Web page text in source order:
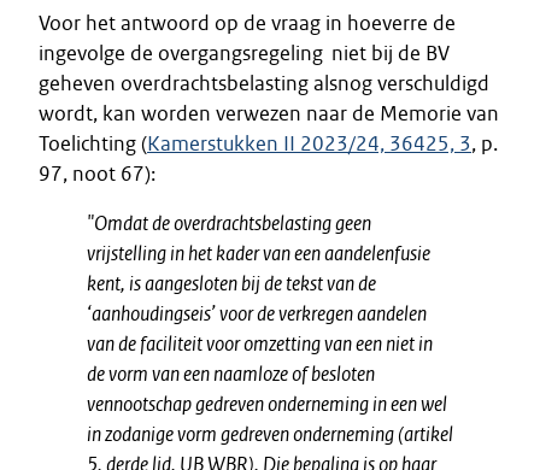
Voor het antwoord op de vraag in hoeverre de
ingevolge de overgangsregeling niet bij de BV
geheven overdrachtsbelasting alsnog verschuldigd
wordt, kan worden verwezen naar de Memorie van
Toelichting (Kamerstukken II 2023/24, 36425, 3, p.
97, noot 67):
"Omdat de overdrachtsbelasting geen
vrijstelling in het kader van een aandelenfusie
kent, is aangesloten bij de tekst van de
‘aanhoudingseis’ voor de verkregen aandelen
van de faciliteit voor omzetting van een niet in
de vorm van een naamloze of besloten
vennootschap gedreven onderneming in een wel
in zodanige vorm gedreven onderneming (artikel
5, derde lid, UB WBR). Die bepaling is op haar